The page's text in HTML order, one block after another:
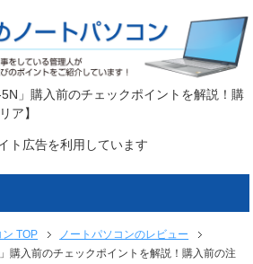
5N」購入前のチェックポイントを解説！購
ア】
ト広告を利用しています
ン TOP
ノートパソコンのレビュー
購入前のチェックポイントを解説！購入前の注